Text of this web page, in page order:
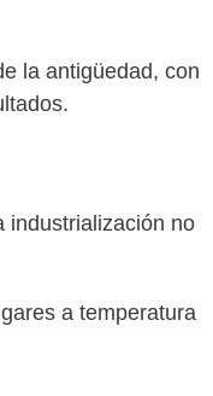
la antigüedad, con
industrialización no
a temperatura